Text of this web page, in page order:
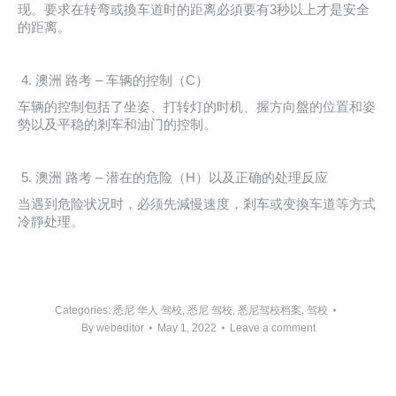
现。要求在转弯或換车道时的距离必須要有3秒以上才是安全
的距离。
澳洲 路考 – 车辆的控制（C）
车辆的控制包括了坐姿、打转灯的时机、握方向盤的位置和姿
勢以及平稳的剎车和油门的控制。
澳洲 路考 – 潜在的危险（H）以及正确的处理反应
当遇到危险状况时，必须先減慢速度，剎车或变換车道等方式
冷靜处理。
Categories: 悉尼 华人 驾校, 悉尼 驾校, 悉尼驾校档案, 驾校
By webeditor May 1, 2022 Leave a comment